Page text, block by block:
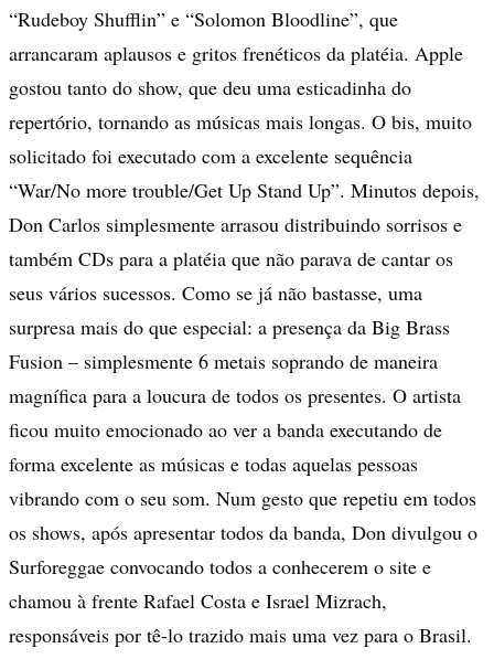
“Rudeboy Shufflin” e “Solomon Bloodline”, que
arrancaram aplausos e gritos frenéticos da platéia. Apple
gostou tanto do show, que deu uma esticadinha do
repertório, tornando as músicas mais longas. O bis, muito
solicitado foi executado com a excelente sequência
“War/No more trouble/Get Up Stand Up”. Minutos depois,
Don Carlos simplesmente arrasou distribuindo sorrisos e
também CDs para a platéia que não parava de cantar os
seus vários sucessos. Como se já não bastasse, uma
surpresa mais do que especial: a presença da Big Brass
Fusion – simplesmente 6 metais soprando de maneira
magnífica para a loucura de todos os presentes. O artista
ficou muito emocionado ao ver a banda executando de
forma excelente as músicas e todas aquelas pessoas
vibrando com o seu som. Num gesto que repetiu em todos
os shows, após apresentar todos da banda, Don divulgou o
Surforeggae convocando todos a conhecerem o site e
chamou à frente Rafael Costa e Israel Mizrach,
responsáveis por tê-lo trazido mais uma vez para o Brasil.